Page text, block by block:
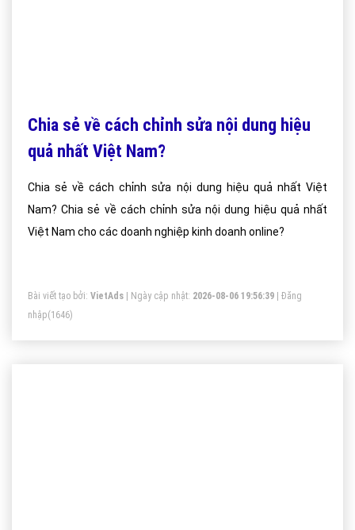
Chia sẻ về cách chỉnh sửa nội dung hiệu
quả nhất Việt Nam?
Chia sẻ về cách chỉnh sửa nội dung hiệu quả nhất Việt
Nam? Chia sẻ về cách chỉnh sửa nội dung hiệu quả nhất
Việt Nam cho các doanh nghiệp kinh doanh online?
Bài viết tạo bởi: VietAds | Ngày cập nhật: 2026-08-06 19:56:39
Đăng
nhập(1646)